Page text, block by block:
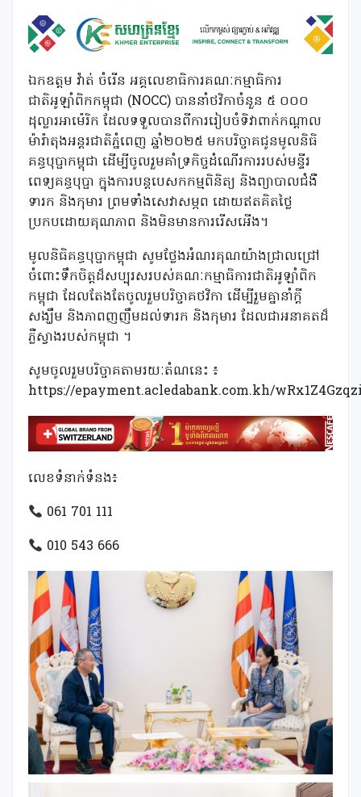
ឯកឧត្តម វ៉ាត់ ចំរើន អគ្គលេខាធិការគណៈកម្មាធិការ
ជាតិអូឡាំពិកកម្ពុជា (NOCC) បាននាំថវិកាចំនួន ៥ ០០០
ដុល្លារអាម៉េរិក ដែលទទួលបានពីការរៀបចំទិវាពាក់កណ្ដាល
ម៉ារ៉ាតុងអន្តរជាតិភ្នំពេញ ឆ្នាំ២០២៥ មកបរិច្ចាគជូនមូលនិធិ
គន្ធបុប្ផាកម្ពុជា ដើម្បីចូលរួមគាំទ្រកិច្ចដំណើរការរបស់មន្ទីរ
ពេទ្យគន្ធបុប្ផា ក្នុងការបន្តបេសកកម្មពិនិត្យ និងព្យាបាលជំងឺ
ទារក និងកុមារ ព្រមទាំងសេវាសម្ភព ដោយឥតគិតថ្លៃ
ប្រកបដោយគុណភាព និងមិនមានការរើសអើង។
មូលនិធិគន្ធបុប្ផាកម្ពុជា សូមថ្លែងអំណរគុណយ៉ាងជ្រាលជ្រៅ
ចំពោះទឹកចិត្តដ៏សប្បុរសរបស់គណៈកម្មាធិការជាតិអូឡាំពិក
កម្ពុជា ដែលតែងតែចូលរួមបរិច្ចាគថវិកា ដើម្បីរួមគ្នានាំក្ដី
សង្ឃឹម និងភាពញញឹមដល់ទារក និងកុមារ ដែលជាអនាគតដ៏
ភ្លឺស្វាងរបស់កម្ពុជា ។
សូមចូលរួមបរិច្ចាគតាមរយៈតំណនេះ ៖
https://epayment.acledabank.com.kh/
លេខទំនាក់ទំនង៖
061 701 111
010 543 666